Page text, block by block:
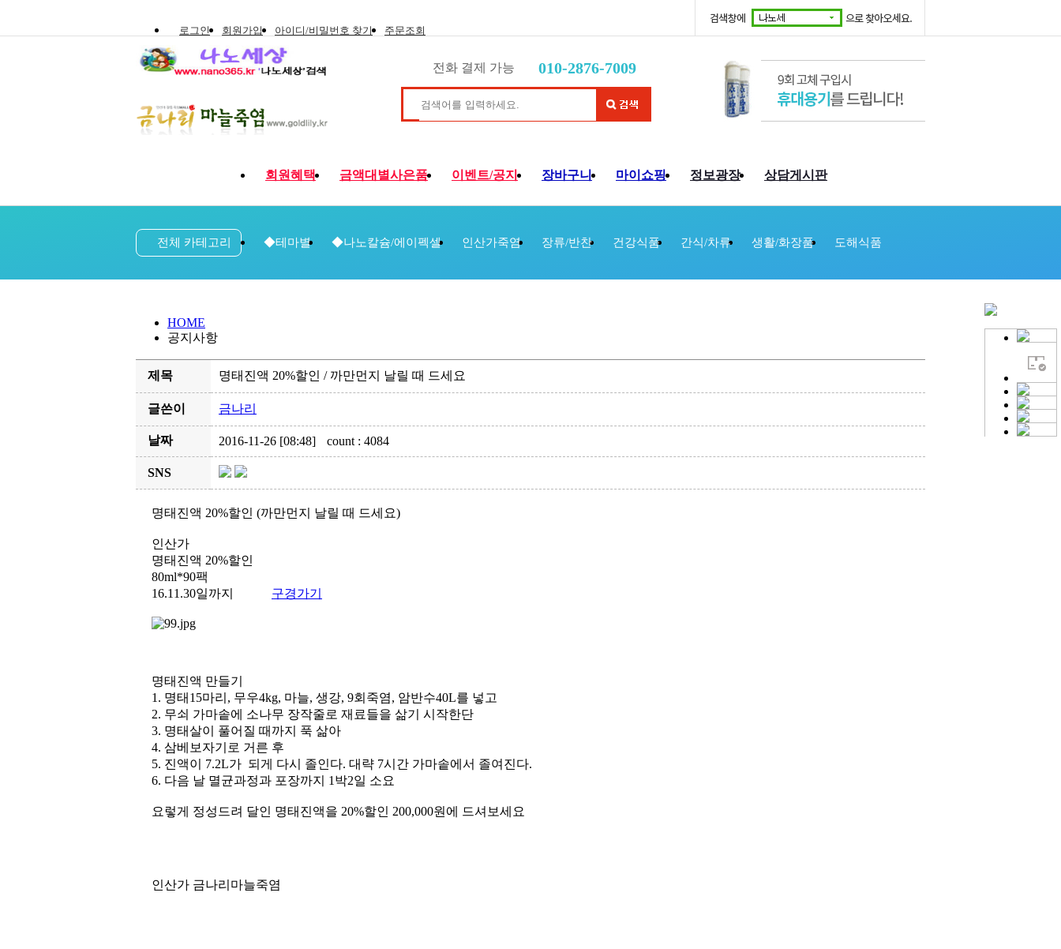
로그인 회원가입 아이디/비밀번호 찾기 주문조회
전화 결제 가능 010-2876-7009
회원혜택 금액대별사은품 이벤트/공지 장바구니 마이쇼핑 정보광장 상담게시판
전체 카테고리 ◆테마별 ◆나노칼슘/에이펙셀 인산가죽염 장류/반찬 건강식품 간식/차류 생활/화장품 도해식품
HOME
공지사항
제목 명태진액 20%할인 / 까만먼지 날릴 때 드세요
글쓴이 금나리
날짜 2016-11-26 [08:48] count : 4084
SNS
명태진액 20%할인 (까만먼지 날릴 때 드세요)
인산가
명태진액 20%할인
80ml*90팩
16.11.30일까지 구경가기
명태진액 만들기
1. 명태15마리, 무우4kg, 마늘, 생강, 9회죽염, 암반수40L를 넣고
2. 무쇠 가마솥에 소나무 장작줄로 재료들을 삶기 시작한단
3. 명태살이 풀어질 때까지 푹 삶아
4. 삼베보자기로 거른 후
5. 진액이 7.2L가 되게 다시 졸인다. 대략 7시간 가마솥에서 졸여진다.
6. 다음 날 멸균과정과 포장까지 1박2일 소요
요렇게 정성드려 달인 명태진액을 20%할인 200,000원에 드셔보세요
인산가 금나리마늘죽염